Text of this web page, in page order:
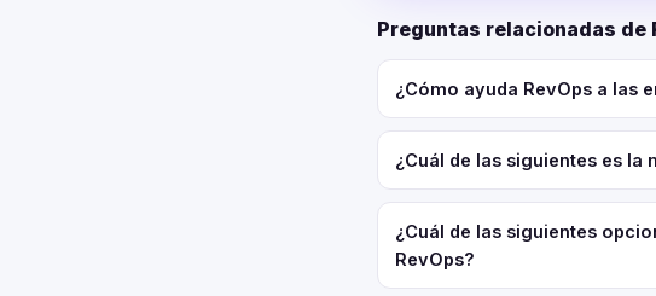
Preguntas relacionadas de
¿Cómo ayuda RevOps a las
¿Cuál de las siguientes es la
¿Cuál de las siguientes
RevOps?